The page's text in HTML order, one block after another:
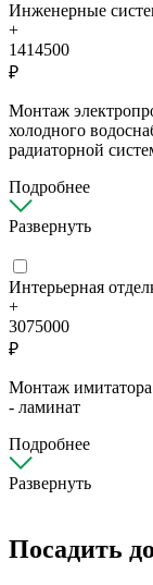
Инженерные
+
1414500
₽
Монтаж
холодного
радиаторной
Подробнее
Развернуть
Интерьерная
+
3075000
₽
Монтаж
- ламинат
Подробнее
Развернуть
Посадить